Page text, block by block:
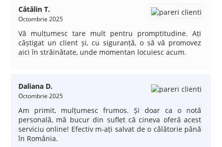
Cătălin T.
Octombrie 2025
Vă mulțumesc tare mult pentru promptitudine. Ați
câștigat un client și, cu siguranță, o să vă promovez
aici în străinătate, unde momentan locuiesc acum.
Daliana D.
Octombrie 2025
Am primit, mulțumesc frumos. Și doar ca o notă
personală, mă bucur din suflet că cineva oferă acest
serviciu online! Efectiv m-ați salvat de o călătorie până
în România.